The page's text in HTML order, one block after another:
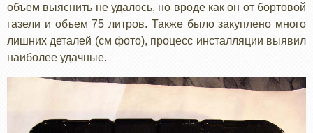
объем выяснить не удалось, но вроде как он от бортовой
газели и объем 75 литров. Также было закуплено много
лишних деталей (см фото), процесс инсталляции выявил
наиболее удачные.